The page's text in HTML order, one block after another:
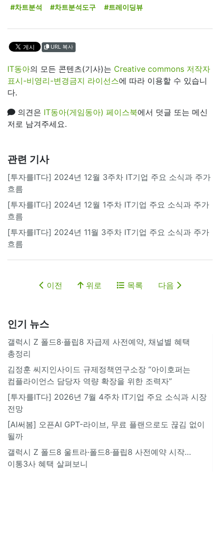
#차트분석 #차트분석도구 #트레이딩뷰
URL 복사
IT동아의 모든 콘텐츠(기사)는 Creative commons 저작자
표시-비영리-변경금지 라이선스에 따라 이용할 수 있습니
다.
의견은 IT동아(게임동아) 페이스북에서 덧글 또는 메신
저로 남겨주세요.
관련 기사
[투자를IT다] 2024년 12월 3주차 IT기업 주요 소식과 주가
흐름
[투자를IT다] 2024년 12월 1주차 IT기업 주요 소식과 주가
흐름
[투자를IT다] 2024년 11월 3주차 IT기업 주요 소식과 주가
흐름
이전 위로 목록 다음
인기 뉴스
갤럭시 Z 폴드8·플립8 자급제 사전예약, 채널별 혜택
총정리
김정훈 씨지인사이드 규제정책연구소장 “아이호퍼는
컴플라이언스 담당자 역량 확장을 위한 조력자”
[투자를IT다] 2026년 7월 4주차 IT기업 주요 소식과 시장
전망
[AI써봄] 오픈AI GPT-라이브, 무료 플랜으로도 끊김 없이
될까
갤럭시 Z 폴드8 울트라·폴드8·플립8 사전예약 시작…
이통3사 혜택 살펴보니